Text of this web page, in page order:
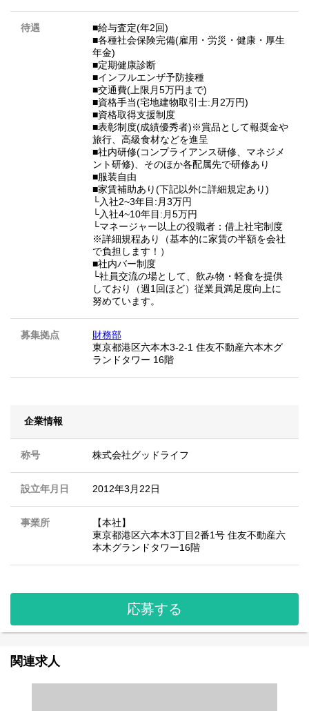
待遇
■給与査定(年2回)
■各種社会保険完備(雇用・労災・健康・厚生
年金)
■定期健康診断
■インフルエンザ予防接種
■交通費(上限月5万円まで)
■資格手当(宅地建物取引士:月2万円)
■資格取得支援制度
■表彰制度(成績優秀者)※賞品として報奨金や
旅行、高級食材などを進呈
■社内研修(コンプライアンス研修、マネジメ
ント研修)、そのほか各配属先で研修あり
■服装自由
■家賃補助あり(下記以外に詳細規定あり)
└入社2~3年目:月3万円
└入社4~10年目:月5万円
└マネージャー以上の役職者：借上社宅制度
※詳細規程あり（基本的に家賃の半額を会社
で負担します！）
■社内バー制度
└社員交流の場として、飲み物・軽食を提供
しており（週1回ほど）従業員満足度向上に
努めています。
募集拠点
財務部
東京都港区六本木3-2-1 住友不動産六本木グ
ランドタワー 16階
企業情報
称号 株式会社グッドライフ
設立年月日 2012年3月22日
事業所
【本社】
東京都港区六本木3丁目2番1号 住友不動産六
本木グランドタワー16階
応募する
関連求人